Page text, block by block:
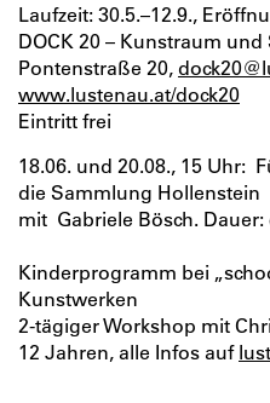
Laufzeit: 30.5.–12.9.,
DOCK 20 – Kunstraum
Pontenstraße 20,
www.lustenau.at/dock20
Eintritt frei
18.06. und 20.08., 15 Uhr:
die Sammlung Hollenstein
mit Gabriele Bösch.
Kinderprogramm bei
Kunstwerken
2-tägiger Workshop mit
12 Jahren, alle Infos auf